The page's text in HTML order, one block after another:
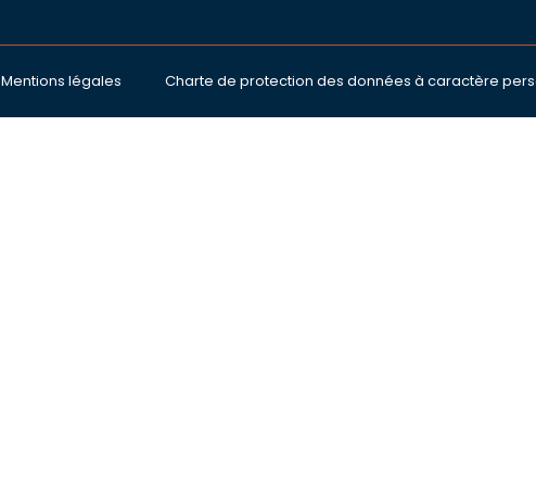
Mentions légales Charte de protection des données à caractère